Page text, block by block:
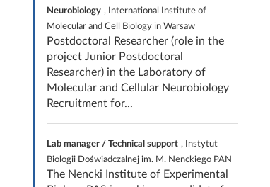
Neurobiology , International Institute of
Molecular and Cell Biology in Warsaw
Postdoctoral Researcher (role in the
project Junior Postdoctoral
Researcher) in the Laboratory of
Molecular and Cellular Neurobiology
Recruitment for...
Lab manager / Technical support , Instytut
Biologii Doświadczalnej im. M. Nenckiego PAN
The Nencki Institute of Experimental